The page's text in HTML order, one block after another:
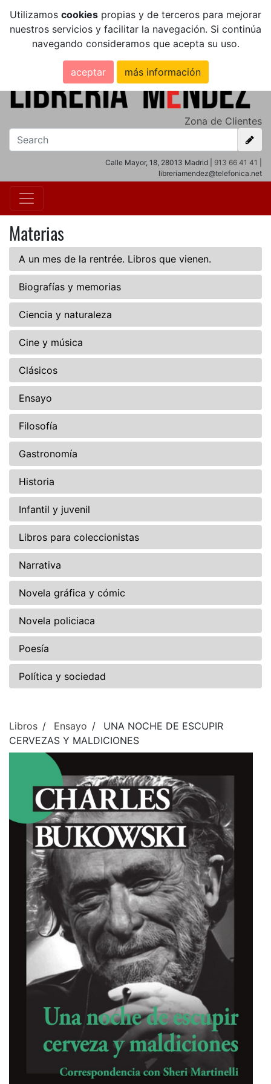
Utilizamos cookies propias y de terceros para mejorar
nuestros servicios y facilitar la navegación. Si continúa
navegando consideramos que acepta su uso.
aceptar más información
Zona de Clientes
Calle Mayor, 18, 28013 Madrid | 913 66 41 41
libreriamendez@telefonica.net
Materias
A un mes de la rentrée. Libros que vienen.
Biografías y memorias
Ciencia y naturaleza
Cine y música
Clásicos
Ensayo
Filosofía
Gastronomía
Historia
Infantil y juvenil
Libros para coleccionistas
Narrativa
Novela gráfica y cómic
Novela policiaca
Poesía
Política y sociedad
Libros Ensayo
UNA NOCHE DE ESCUPIR
CERVEZAS Y MALDICIONES